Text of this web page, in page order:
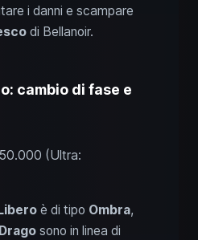
i danni e scampare
di Bellanoir.
cambio di fase e
(Ultra:
è di tipo Ombra,
Drago sono in linea di